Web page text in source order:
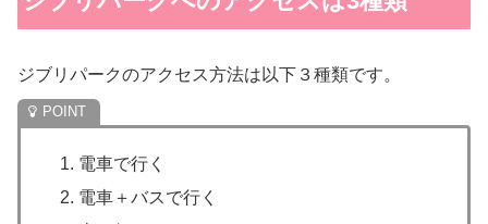
ジブリパークのアクセス方法は以下３種類です。
電車で行く
電車＋バスで行く